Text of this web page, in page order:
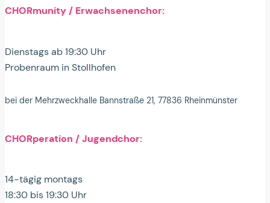
CHORmunity / Erwachsenenchor:
Dienstags ab 19:30 Uhr
Probenraum in Stollhofen
bei der Mehrzweckhalle Bannstraße 21, 77836 Rheinmünster
CHORperation / Jugendchor:
14-tägig montags
18:30 bis 19:30 Uhr